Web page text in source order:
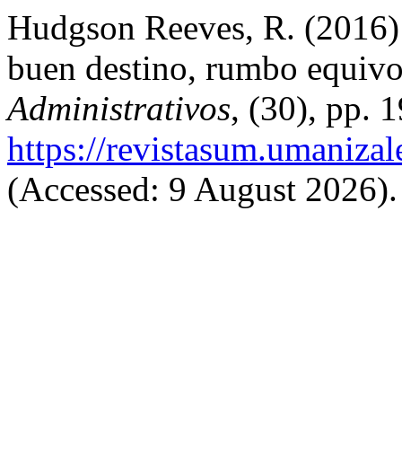
Hudgson Reeves, R.
buen destino, rumbo
Administrativos, (30), pp.
https://
(Accessed: 9 August 2026).